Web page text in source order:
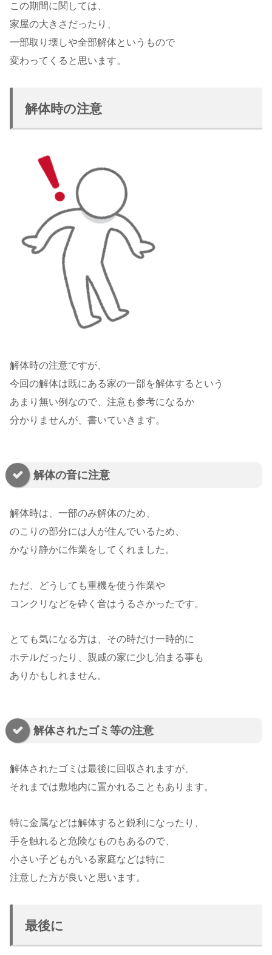
この期間に関しては、
家屋の大きさだったり、
一部取り壊しや全部解体というもので
変わってくると思います。
解体時の注意
解体時の注意ですが、
今回の解体は既にある家の一部を解体するという
あまり無い例なので、注意も参考になるか
分かりませんが、書いていきます。
解体の音に注意
解体時は、一部のみ解体のため、
のこりの部分には人が住んでいるため、
かなり静かに作業をしてくれました。
ただ、どうしても重機を使う作業や
コンクリなどを砕く音はうるさかったです。
とても気になる方は、その時だけ一時的に
ホテルだったり、親戚の家に少し泊まる事も
ありかもしれません。
解体されたゴミ等の注意
解体されたゴミは最後に回収されますが、
それまでは敷地内に置かれることもあります。
特に金属などは解体すると鋭利になったり、
手を触れると危険なものもあるので、
小さい子どもがいる家庭などは特に
注意した方が良いと思います。
最後に